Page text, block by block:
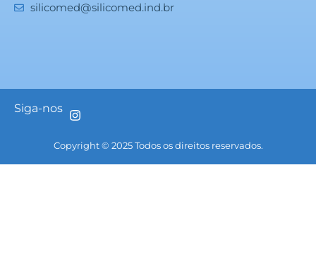
silicomed@silicomed.ind.br
Siga-nos
Copyright © 2025 Todos os direitos reservados.